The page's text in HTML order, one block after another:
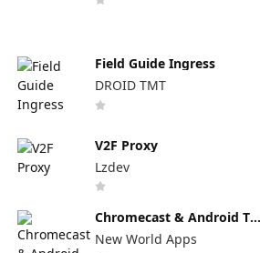
Field Guide Ingress
DROID TMT
V2F Proxy
Lzdev
Chromecast & Android TV
New World Apps